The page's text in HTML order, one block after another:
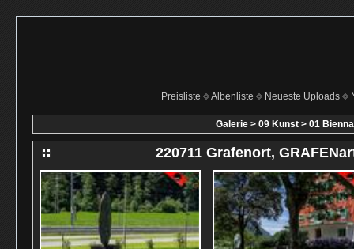
Preisliste Albenliste Neueste Uploads
Galerie> 09 Kunst> 01
220711 Grafenort,